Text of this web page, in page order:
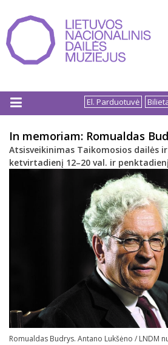
prie
turinio
El. Parduotuvė
In memoriam: Romualdas
Atsisveikinimas Taikomosios dailės
ketvirtadienį 12–20 val. ir
Romualdas Budrys. Antano Lukšėno / LNDM